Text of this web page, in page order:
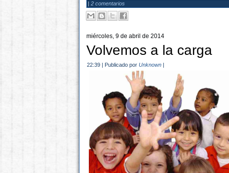
| 2 comentarios
miércoles, 9 de abril de 2014
Volvemos a la carga
22:39| Publicado por Unknown |